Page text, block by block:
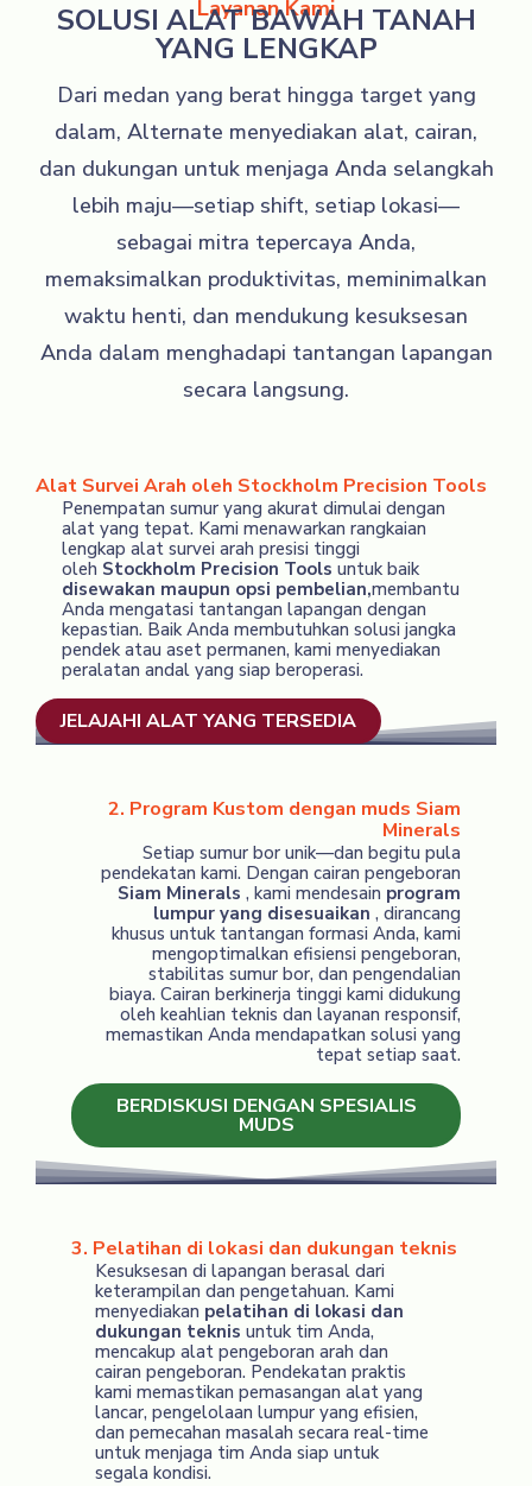
Layanan Kami
SOLUSI ALAT BAWAH TANAH
YANG LENGKAP
Dari medan yang berat hingga target yang
dalam, Alternate menyediakan alat, cairan,
dan dukungan untuk menjaga Anda selangkah
lebih maju—setiap shift, setiap lokasi—
sebagai mitra tepercaya Anda,
memaksimalkan produktivitas, meminimalkan
waktu henti, dan mendukung kesuksesan
Anda dalam menghadapi tantangan lapangan
secara langsung.
Alat Survei Arah oleh Stockholm Precision Tools
Penempatan sumur yang akurat dimulai dengan
alat yang tepat. Kami menawarkan rangkaian
lengkap alat survei arah presisi tinggi
oleh Stockholm Precision Tools untuk baik
disewakan maupun opsi pembelian,membantu
Anda mengatasi tantangan lapangan dengan
kepastian. Baik Anda membutuhkan solusi jangka
pendek atau aset permanen, kami menyediakan
peralatan andal yang siap beroperasi.
JELAJAHI ALAT YANG TERSEDIA
2. Program Kustom dengan muds Siam
Minerals
Setiap sumur bor unik—dan begitu pula
pendekatan kami. Dengan cairan pengeboran
Siam Minerals , kami mendesain program
lumpur yang disesuaikan , dirancang
khusus untuk tantangan formasi Anda, kami
mengoptimalkan efisiensi pengeboran,
stabilitas sumur bor, dan pengendalian
biaya. Cairan berkinerja tinggi kami didukung
oleh keahlian teknis dan layanan responsif,
memastikan Anda mendapatkan solusi yang
tepat setiap saat.
BERDISKUSI DENGAN SPESIALIS
MUDS
3. Pelatihan di lokasi dan dukungan teknis
Kesuksesan di lapangan berasal dari
keterampilan dan pengetahuan. Kami
menyediakan pelatihan di lokasi dan
dukungan teknis untuk tim Anda,
mencakup alat pengeboran arah dan
cairan pengeboran. Pendekatan praktis
kami memastikan pemasangan alat yang
lancar, pengelolaan lumpur yang efisien,
dan pemecahan masalah secara real-time
untuk menjaga tim Anda siap untuk
segala kondisi.